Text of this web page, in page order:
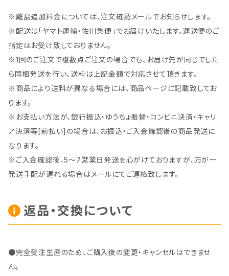
※離島追加料金については、注文確認メールでお知らせします。
※配送は「ヤマト運輸・佐川急便」でお届けいたします。運送便のご
指定はお受け致しておりません。
※1回のご注文で複数点ご注文の場合でも、お届け先が同じでした
ら同梱発送を行い、送料は上記金額で対応させて頂きます。
※商品により送料が異なる場合には、商品ページに記載致してお
ります。
※お支払い方法が、銀行振込・ゆうちょ振替・コンビニ決済・キャリ
ア決済等[前払い]の場合は、お振込・ご入金確認後の商品発送に
なります。
※ご入金確認後、5～7営業日発送を心がけておりますが、万が一
発送手配が遅れる場合はメールにてご連絡致します。
返品・交換について
●完全受注生産のため、ご購入後の変更・キャンセルはできませ
ん。